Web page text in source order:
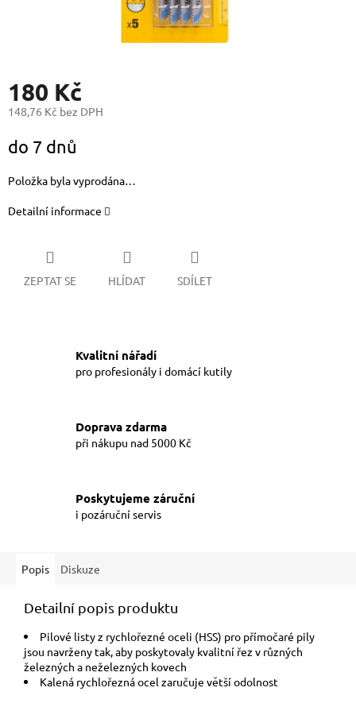
180 Kč
148,76 Kč bez DPH
cena:
do 7 dnů
Položka byla vyprodána…
Detailní informace
ZEPTAT SE HLÍDAT SDÍLET
Kvalitní nářadí
pro profesionály i domácí kutily
Doprava zdarma
při nákupu nad 5000 Kč
Poskytujeme záruční
i pozáruční servis
Popis Diskuze
Detailní popis produktu
Pilové listy z rychlořezné oceli (HSS) pro přímočaré pily
jsou navrženy tak, aby poskytovaly kvalitní řez v různých
železných a neželezných kovech
Kalená rychlořezná ocel zaručuje větší odolnost